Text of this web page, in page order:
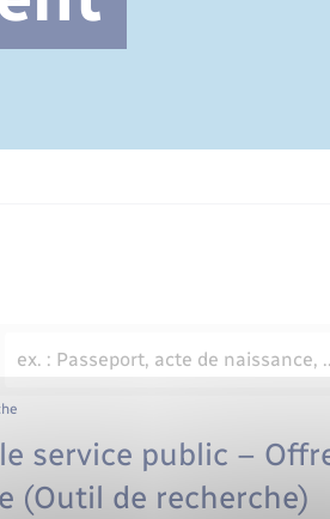
service public –
(Outil de recherche)